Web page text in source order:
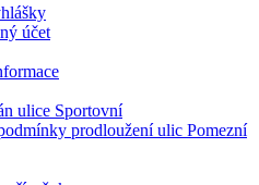
účet
ulice Sportovní
prodloužení ulic Pomezní